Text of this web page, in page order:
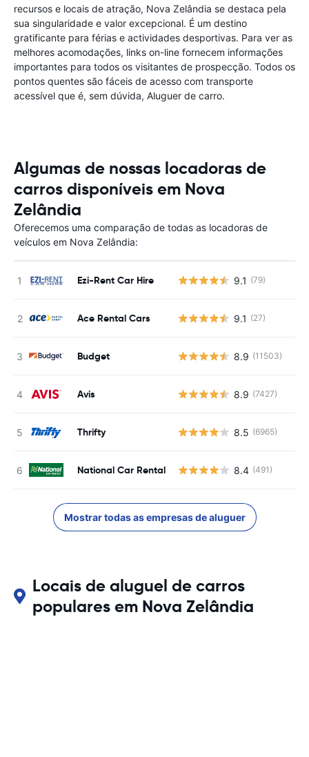
recursos e locais de atração, Nova Zelândia se destaca pela
sua singularidade e valor excepcional. É um destino
gratificante para férias e actividades desportivas. Para ver as
melhores acomodações, links on-line fornecem informações
importantes para todos os visitantes de prospecção. Todos os
pontos quentes são fáceis de acesso com transporte
acessível que é, sem dúvida, Aluguer de carro.
Algumas de nossas locadoras de
carros disponíveis em Nova
Zelândia
Oferecemos uma comparação de todas as locadoras de
veículos em Nova Zelândia:
Ezi-Rent Car Hire 9.1 (79)
Ace Rental Cars 9.1 (27)
Budget 8.9 (11503)
Avis 8.9 (7427)
Thrifty 8.5 (6965)
National Car Rental 8.4 (491)
Mostrar todas as empresas de aluguer
Locais de aluguel de carros
populares em Nova Zelândia